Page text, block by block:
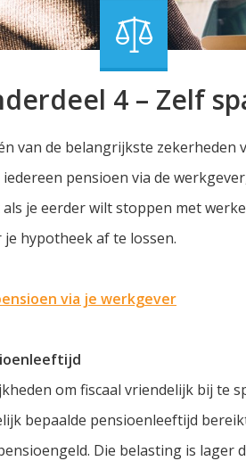
4 – Zelf
van de belangrijkste zekerheden
pensioen via de
je eerder wilt stoppen met
hypotheek af te lossen.
via je werkgever
om fiscaal vriendelijk bij te
bepaalde pensioenleeftijd
Die belasting is lager